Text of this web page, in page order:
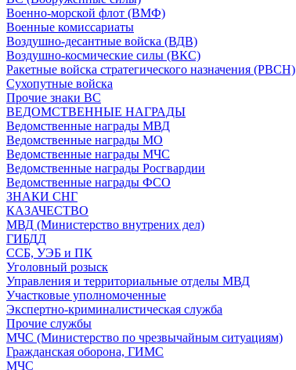
Военно-морской флот (ВМФ)
Военные комиссариаты
Воздушно-десантные войска (ВДВ)
Воздушно-космические силы (ВКС)
Ракетные войска стратегического назначения (РВСН)
Сухопутные войска
Прочие знаки ВС
ВЕДОМСТВЕННЫЕ НАГРАДЫ
Ведомственные награды МВД
Ведомственные награды МО
Ведомственные награды МЧС
Ведомственные награды Росгвардии
Ведомственные награды ФСО
ЗНАКИ СНГ
КАЗАЧЕСТВО
МВД (Министерство внутрених дел)
ГИБДД
ССБ, УЭБ и ПК
Уголовный розыск
Управления и территориальные отделы МВД
Участковые уполномоченные
Экспертно-криминалистическая служба
Прочие службы
МЧС (Министерство по чрезвычайным ситуациям)
Гражданская оборона, ГИМС
МЧС